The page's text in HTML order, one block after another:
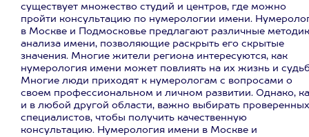
существует множество студий и центров, где можно
пройти консультацию по нумерологии имени.
в Москве и Подмосковье предлагают различные
анализа имени, позволяющие раскрыть его скрытые
значения. Многие жители региона интересуются, как
нумерология имени может повлиять на их жизнь и
Многие люди приходят к нумерологам с вопросами о
своем профессиональном и личном развитии. Однако,
и в любой другой области, важно выбирать проверенных
специалистов, чтобы получить качественную
консультацию. Нумерология имени в Москве и